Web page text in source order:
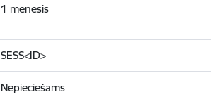
1 mēnesis
SESS<ID>
Nepieciešams